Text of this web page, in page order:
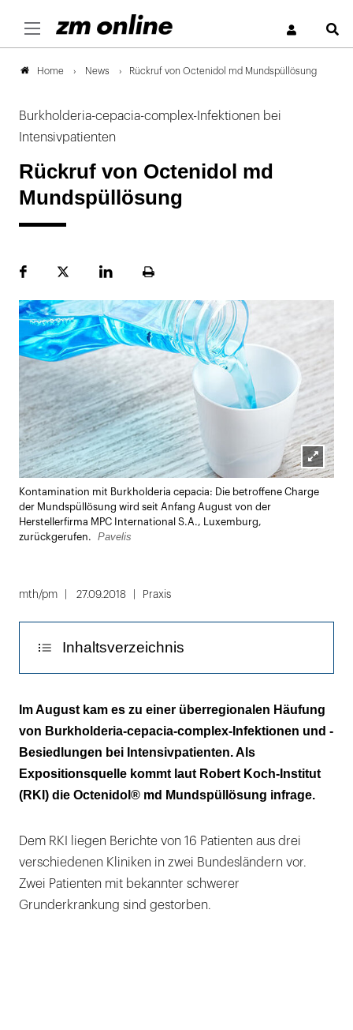
Home News Rückruf von Octenidol md Mundspüllösung
Burkholderia-cepacia-complex-Infektionen bei
Intensivpatienten
Rückruf von Octenidol md
Mundspüllösung
FacebookPlattformLinekdInSeite
Lightbox
öffnen
Kontamination mit Burkholderia cepacia: Die betroffene Charge
der Mundspüllösung wird seit Anfang August von der
Herstellerfirma MPC International S.A., Luxemburg,
zurückgerufen.
Pavelis
mth/pm 27.09.2018 Praxis
Inhaltsverzeichnis
Medizinprodukt wird freiwillig
zurückgerufen
Weitere Fälle bitte melden!
Im August kam es zu einer überregionalen Häufung
von Burkholderia-cepacia-complex-Infektionen und -
Besiedlungen bei Intensivpatienten. Als
Expositionsquelle kommt laut Robert Koch-Institut
(RKI) die Octenidol® md Mundspüllösung infrage.
Dem RKI liegen Berichte von 16 Patienten aus drei
verschiedenen Kliniken in zwei Bundesländern vor.
Zwei Patienten mit bekannter schwerer
Grunderkrankung sind gestorben.